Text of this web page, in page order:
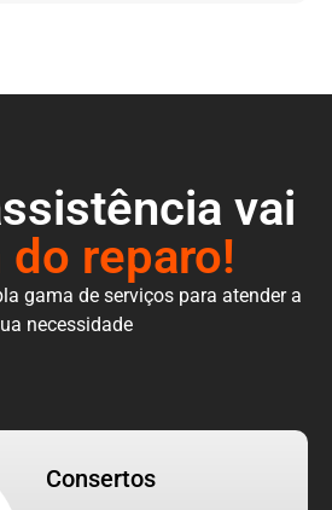
vai
reparo!
gama de serviços para atender a
necessidade
Consertos